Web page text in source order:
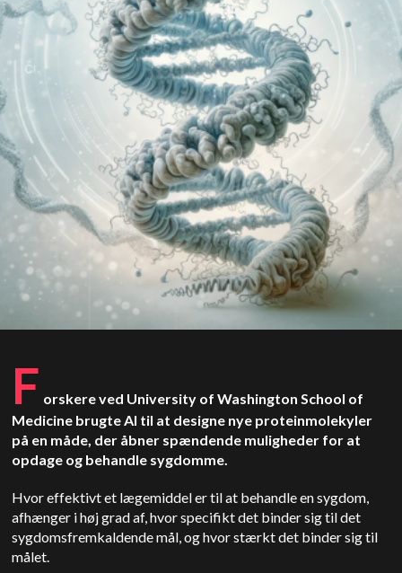
F orskere ved University of Washington School of
Medicine brugte AI til at designe nye proteinmolekyler
på en måde, der åbner spændende muligheder for at
opdage og behandle sygdomme.
Hvor effektivt et lægemiddel er til at behandle en sygdom,
afhænger i høj grad af, hvor specifikt det binder sig til det
sygdomsfremkaldende mål, og hvor stærkt det binder sig til
målet.